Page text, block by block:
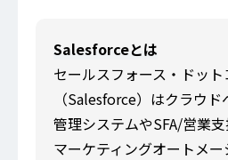
Salesforceとは
セールスフォース・ドット
（Salesforce）はクラウ
管理システムやSFA/営業
マーケティングオートメ